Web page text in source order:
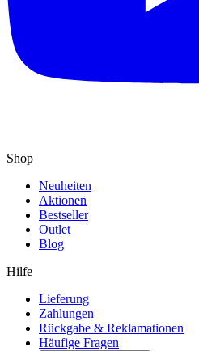
Shop
Neuheiten
Aktionen
Bestseller
Outlet
Blog
Hilfe
Lieferung
Zahlungen
Rückgabe & Reklamationen
Häufige Fragen